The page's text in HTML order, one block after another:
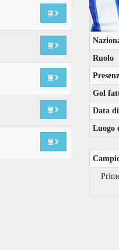
Ruolo
Gol
Data
Luogo